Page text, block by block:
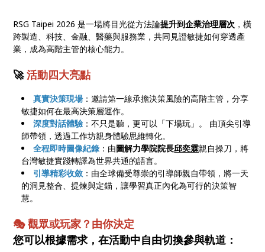
RSG Taipei 2026 是一場將目光從方法論提升到企業治理層次 ，橫
跨製造、科技、金融、醫藥與服務業，共同見證敏捷如何穿透產
業，成為高階主管的核心能力。
🚀活動四大亮點
真實決策現場：邀請第一線承擔決策風險的高階主管，分享
敏捷如何在最高決策層運作。
深度對話體驗 ：不只是聽，更可以「下場玩」。 由頂尖引導
師帶領，透過工作坊親身體驗思維轉化。
全程即時圖像紀錄 ：由圖解力學院院長邱奕霖親自操刀，將
台灣敏捷實踐轉譯為世界共通的語言。
引導精彩收斂 ：由全球備受尊崇的引導師親自帶領，將一天
的洞見整合、提煉與定錨，讓學習真正內化為可行的決策智
慧。
🎭 觀眾或玩家？由你決定
您可以根據需求，在活動中自由切換參與軌道：